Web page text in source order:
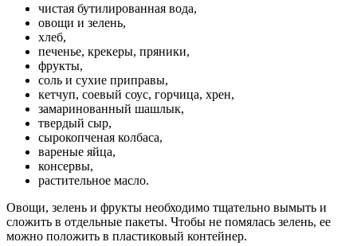
чистая бутилированная вода,
овощи и зелень,
хлеб,
печенье, крекеры, пряники,
фрукты,
соль и сухие приправы,
кетчуп, соевый соус, горчица, хрен,
замаринованный шашлык,
твердый сыр,
сырокопченая колбаса,
вареные яйца,
консервы,
растительное масло.
Овощи, зелень и фрукты необходимо тщательно вымыть и
сложить в отдельные пакеты. Чтобы не помялась зелень, ее
можно положить в пластиковый контейнер.